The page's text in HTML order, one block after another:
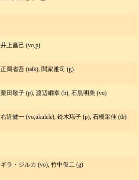
井上昌己 (vo,p)
正岡省吾 (talk), 関家雅司 (g)
栗田敬子 (p), 渡辺綱幸 (b), 石黒明美 (vo)
右近健一 (vo,ukulele), 鈴木瑶子 (p), 石橋采佳 (tb)
ギラ・ジルカ (vo), 竹中俊二 (g)